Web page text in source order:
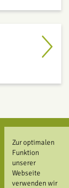
Zur optimalen
Funktion
unserer
Webseite
verwenden wir